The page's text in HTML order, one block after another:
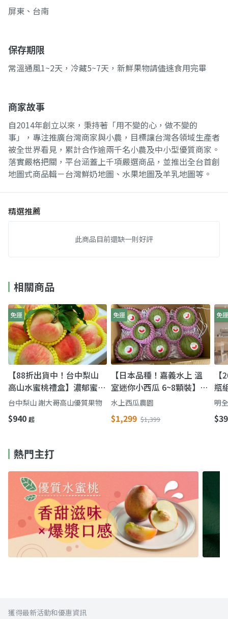
屏東、台南
保存期限
常溫通風1~2天，冷藏5~7天，新鮮果物請儘速食用完畢
商家故事
自2014年創立以來，秉持著「用不變的心，做不變的
事」，專注推廣台灣商家與小農，目標讓台灣各領域生產者
被全世界看見，累計合作逾兩千名小農及中小型優質商家。
落實嚴格把關，平台涵蓋上千項嚴選商品，並推出全台首創
地圖式商品輯－台灣鮮奶地圖、水果地圖及羊乳地圖等。
精選推薦
此商品目前還缺一則好評
相關商品
免運
【88折出貨中！台中梨山
高山水蜜桃禮盒】濃郁蜜桃
香氣 鮮甜多汁一吃難忘
台中梨山 謝大哥高山優質果物
$940 起
免運
【日本品種！嘉義水上 溫
室迷你小西瓜 6~8顆裝】皮
薄 果肉脆 一餐一顆剛剛好
水上西瓜農園
$1,299 $1,399
免運
瓶
牛
完
明
熱門主打
獲得最新活動和優惠資訊